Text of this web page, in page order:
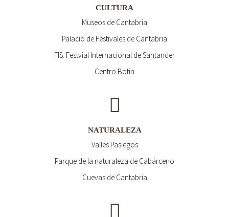
CULTURA
Museos de Cantabria
Palacio de Festivales de Cantabria
FIS. Festvial Internacional de Santander
Centro Botín
NATURALEZA
Valles Pasiegos
Parque de la naturaleza de Cabárceno
Cuevas de Cantabria